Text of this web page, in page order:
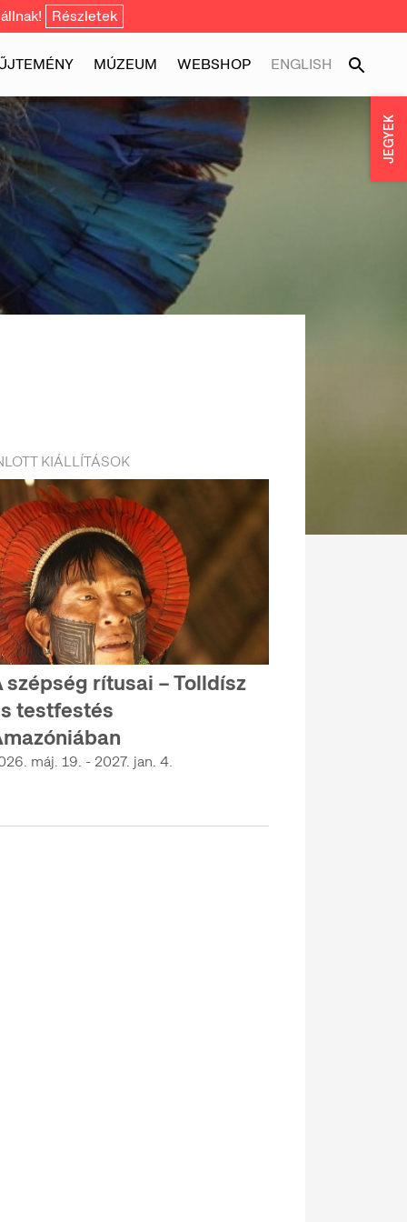
Részletek
MÚZEUM WEBSHOP ENGLISH
KIÁLLÍTÁSOK
szépség rítusai – Tolldísz
testfestés
máj. 19. - 2027. jan. 4.
JEGYEK